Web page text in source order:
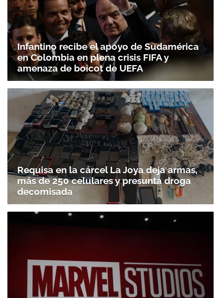
Infantino recibe el apoyo de Sudamérica
en Colombia en plena crisis FIFA y
amenaza de boicot de UEFA
Requisa en la cárcel La Joya deja armas,
más de 250 celulares y presunta droga
decomisada